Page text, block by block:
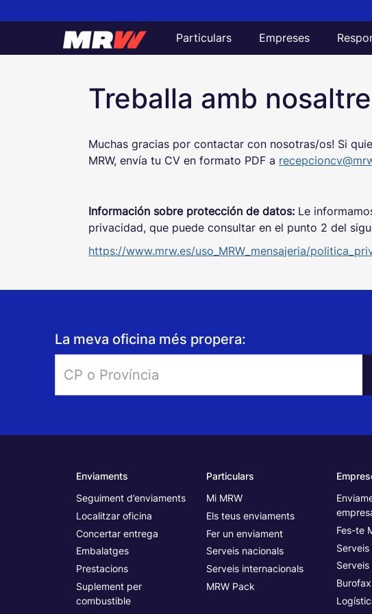
Particulars Empreses
Informació de treball
Treballa amb
Muchas gracias por contactar con nosotras/os! Si
MRW, envía tu CV en formato PDF a
Información sobre protección de datos: Le
privacidad, que puede consultar en el punto 2 del
https://www.mrw.es/uso_MRW_mensajeria/
La meva oficina més propera:
Enviaments
Seguiment d’enviaments
Localitzar oficina
Concertar entrega
Embalatges
Prestacions
Suplement per
combustible
Particulars
Mi MRW
Els teus enviaments
Fer un enviament
Serveis nacionals
Serveis internacionals
MRW Pack
Fes-te
Burofax